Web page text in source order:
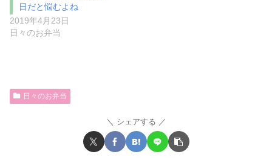
日だと悩むよね
2019年4月23日
日々のお弁当
日々のお弁当
シェアする